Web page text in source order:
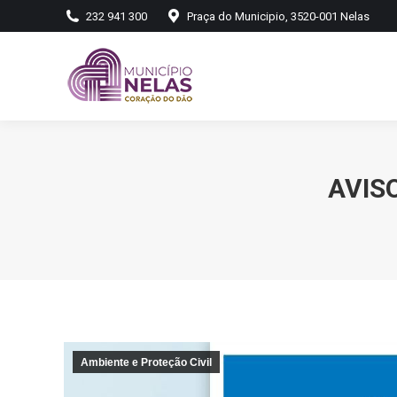
232 941 300 Praça do Municipio, 3520-001 Nelas
Ambiente e Proteção Civil